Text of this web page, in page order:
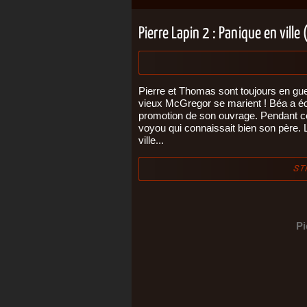
Pierre Lapin 2 : Panique en
Pierre et Thomas sont toujours en
vieux McGregor se marient ! Béa a
promotion de son ouvrage. Pendant
voyou qui connaissait bien son père.
ville...